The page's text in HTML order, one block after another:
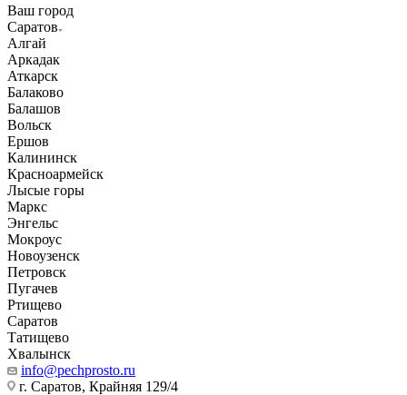
Ваш город
Саратов
Алгай
Аркадак
Аткарск
Балаково
Балашов
Вольск
Ершов
Калининск
Красноармейск
Лысые горы
Маркс
Энгельс
Мокроус
Новоузенск
Петровск
Пугачев
Ртищево
Саратов
Татищево
Хвалынск
info@pechprosto.ru
г. Саратов, Крайняя 129/4